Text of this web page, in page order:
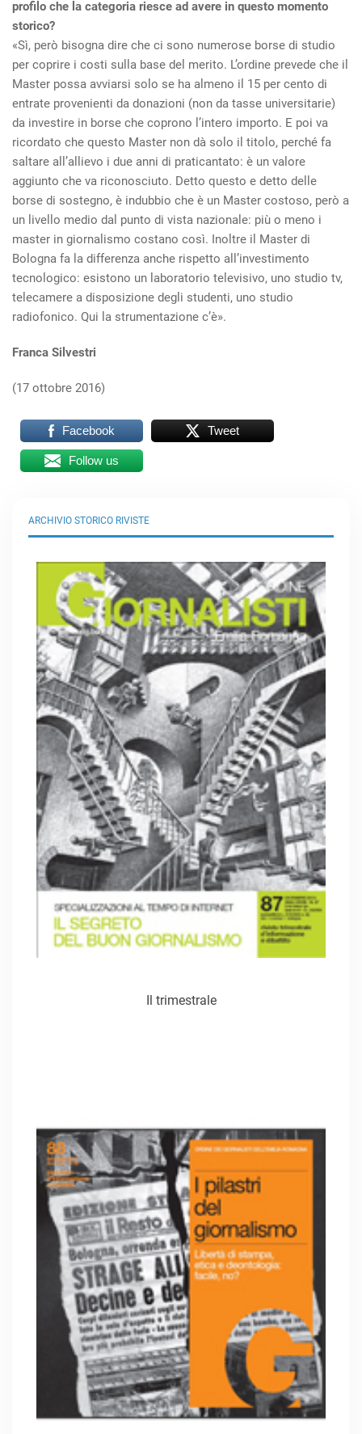
profilo che la categoria riesce ad avere in questo momento
storico?
«Sì, però bisogna dire che ci sono numerose borse di studio
per coprire i costi sulla base del merito. L’ordine prevede che il
Master possa avviarsi solo se ha almeno il 15 per cento di
entrate provenienti da donazioni (non da tasse universitarie)
da investire in borse che coprono l’intero importo. E poi va
ricordato che questo Master non dà solo il titolo, perché fa
saltare all’allievo i due anni di praticantato: è un valore
aggiunto che va riconosciuto. Detto questo e detto delle
borse di sostegno, è indubbio che è un Master costoso, però a
un livello medio dal punto di vista nazionale: più o meno i
master in giornalismo costano così. Inoltre il Master di
Bologna fa la differenza anche rispetto all’investimento
tecnologico: esistono un laboratorio televisivo, uno studio tv,
telecamere a disposizione degli studenti, uno studio
radiofonico. Qui la strumentazione c’è».
Franca Silvestri
(17 ottobre 2016)
Facebook Tweet
Follow us
ARCHIVIO STORICO RIVISTE
Il trimestrale